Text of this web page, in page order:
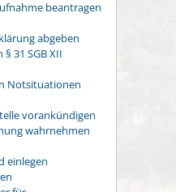
beantragen
abgeben
31 SGB XII
Notsituationen
vorankündigen
wahrnehmen
einlegen